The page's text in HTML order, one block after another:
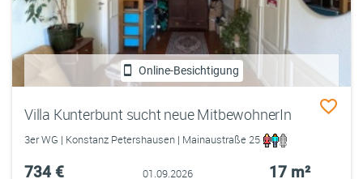
Online-Besichtigung
Villa Kunterbunt sucht neue MitbewohnerIn
3er WG | Konstanz Petershausen | Mainaustraße 25
734 € 01.09.2026 17 m²